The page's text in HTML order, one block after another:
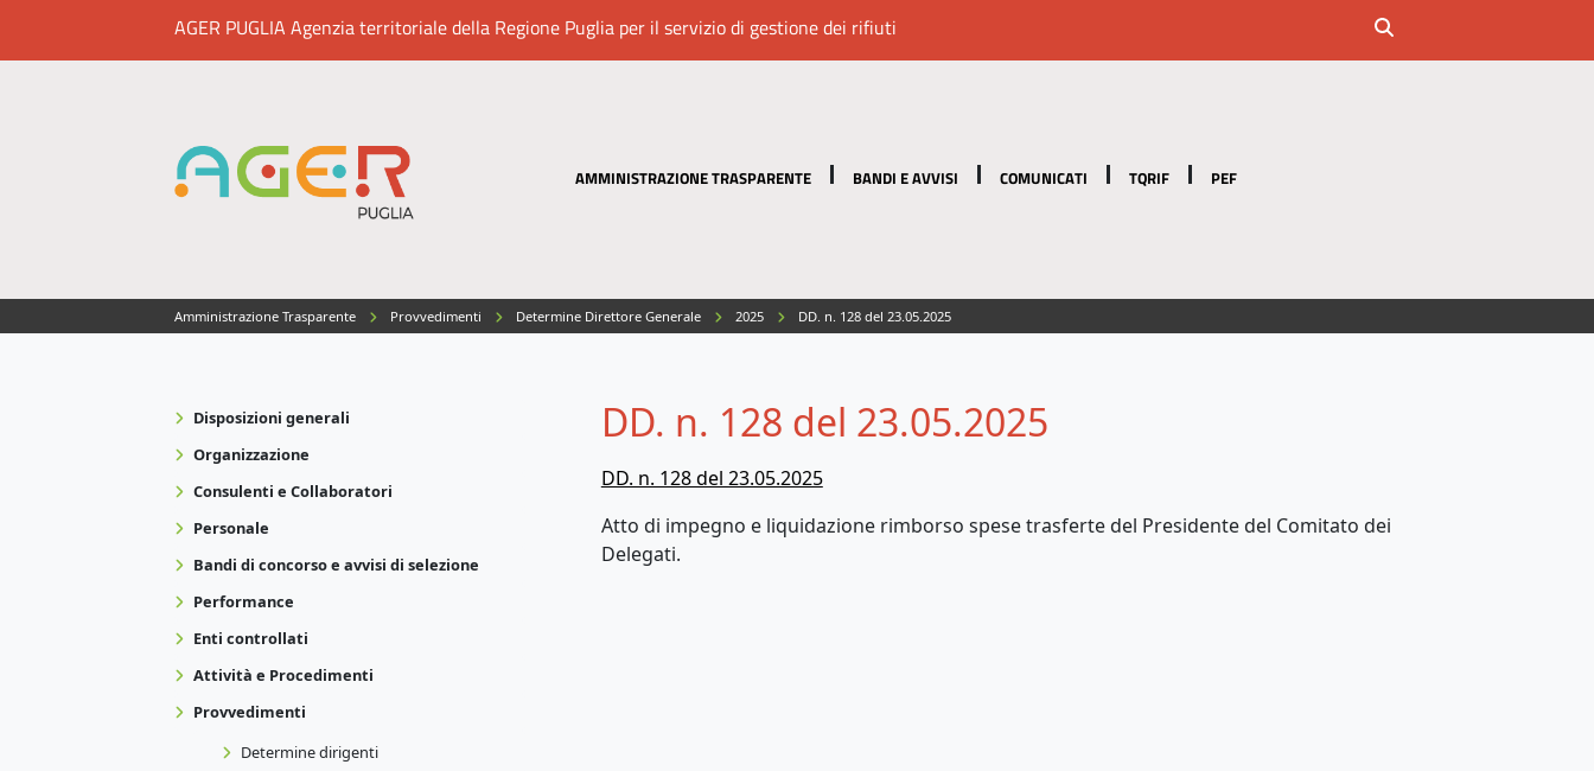
AGER PUGLIA Agenzia territoriale della Regione Puglia per il servizio di gestione dei rifiuti
AMMINISTRAZIONE TRASPARENTE BANDI E AVVISI COMUNICATI TQRIF PEF
Amministrazione Trasparente Provvedimenti Determine Direttore Generale 2025 DD. n. 128 del 23.05.2025
Disposizioni generali
Organizzazione
Consulenti e Collaboratori
Personale
Bandi di concorso e avvisi di selezione
Performance
Enti controllati
Attività e Procedimenti
Provvedimenti
Determine dirigenti
DD. n. 128 del 23.05.2025
DD. n. 128 del 23.05.2025
Atto di impegno e liquidazione rimborso spese trasferte del Presidente del Comitato dei
Delegati.